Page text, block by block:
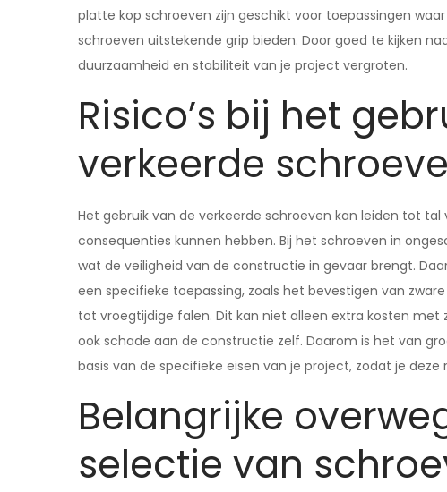
platte kop schroeven zijn geschikt voor toepassingen
schroeven uitstekende grip bieden. Door goed te kijken
duurzaamheid en stabiliteit van je project vergroten.
Risico’s bij het
verkeerde
Het gebruik van de verkeerde schroeven kan leiden tot
consequenties kunnen hebben. Bij het schroeven in
wat de veiligheid van de constructie in gevaar brengt.
een specifieke toepassing, zoals het bevestigen van
tot vroegtijdige falen. Dit kan niet alleen extra kosten
ook schade aan de constructie zelf. Daarom is het van
basis van de specifieke eisen van je project, zodat je deze
Belangrijke
selectie van